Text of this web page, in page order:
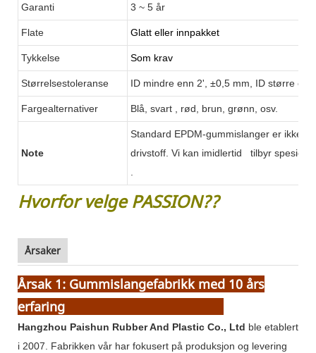
Garanti 3 ~ 5 år
Flate Glatt eller innpakket
Tykkelse Som krav
Størrelsestoleranse ID mindre enn 2', ±0,5 mm, ID større
Fargealternativer Blå, svart , rød, brun, grønn, osv.
Note
Standard EPDM-gummislanger er ikke
drivstoff. Vi kan imidlertid
tilbyr spesielle
Hvorfor velge PASSION??
Årsaker
Årsak 1: Gummislangefabrikk med 10 års
erfaring
Hangzhou Paishun Rubber And Plastic Co., Ltd ble etablert
i 2007. Fabrikken vår har fokusert på produksjon og levering